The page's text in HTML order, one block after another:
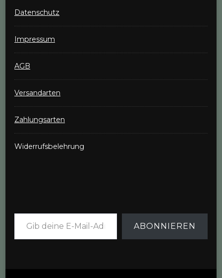
Datenschutz
Impressum
AGB
Versandarten
Zahlungsarten
Widerrufsbelehrung
Gib deine E-Mail-Adresse ein ...
ABONNIEREN